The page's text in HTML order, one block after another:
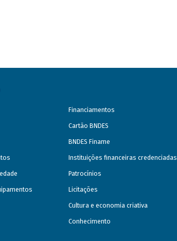
Financiamentos
Cartão BNDES
BNDES Finame
Instituições financeiras credenciadas
Patrocínios
Licitações
Cultura e economia criativa
Conhecimento